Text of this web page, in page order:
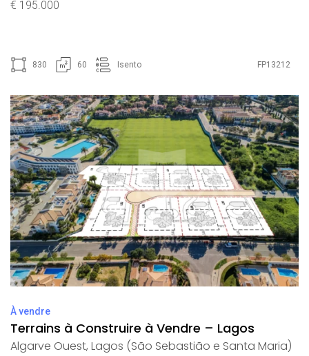
€ 195.000
830 60 Isento FP13212
À vendre
Terrains à Construire à Vendre – Lagos
Algarve Ouest, Lagos (São Sebastião e Santa Maria)